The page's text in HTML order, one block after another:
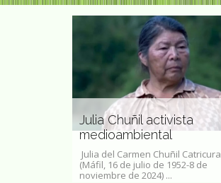
Julia Chuñil activista
medioambiental
Julia del Carmen Chuñil Catricura
(Máfil, 16 de julio de 1952-8 de
noviembre de 2024) ...